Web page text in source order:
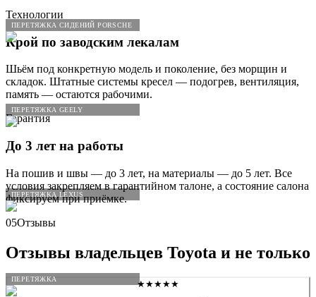
ПЕРЕТЯЖКА СИДЕНИЙ PORSCHE
ПЕРЕТЯЖКА GEELY
ПЕРЕТЯЖКА LEXUS
ПЕРЕТЯЖКА
Технологии
Крой по заводским лекалам
Шьём под конкретную модель и поколение, без морщин и
складок. Штатные системы кресел — подогрев, вентиляция,
память — остаются рабочими.
Гарантия
До 3 лет на работы
На пошив и швы — до 3 лет, на материалы — до 5 лет. Все
условия закрепляем в гарантийном талоне, а состояние салона
фиксируем при приёмке.
05Отзывы
Отзывы владельцев Toyota и не только
★★★★★